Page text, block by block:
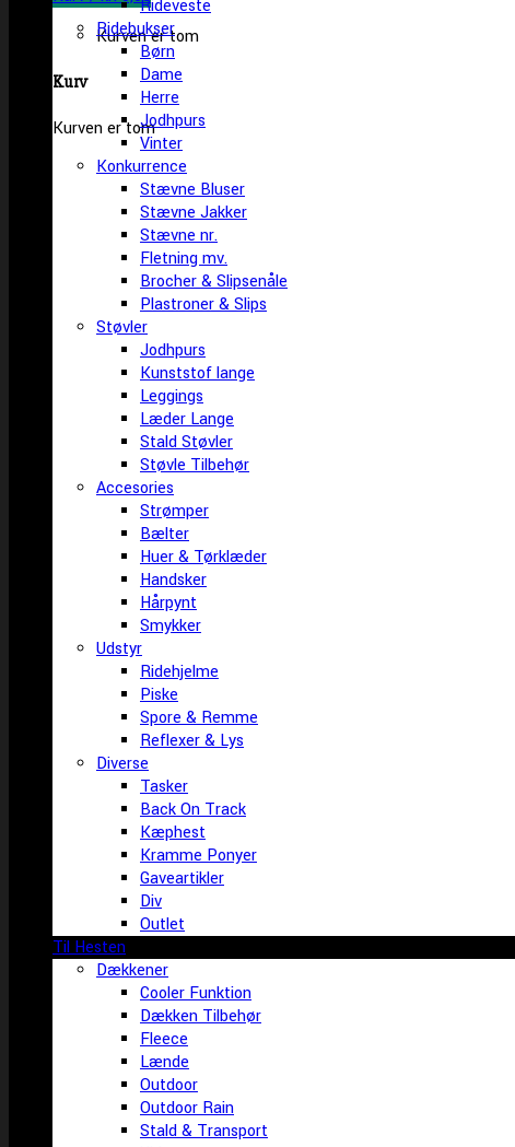
Kurven er tom
Kurv
Kurven er tom
Rideveste
Ridebukser
Børn
Dame
Herre
Jodhpurs
Vinter
Konkurrence
Stævne Bluser
Stævne Jakker
Stævne nr.
Fletning mv.
Brocher & Slipsenåle
Plastroner & Slips
Støvler
Jodhpurs
Kunststof lange
Leggings
Læder Lange
Stald Støvler
Støvle Tilbehør
Accesories
Strømper
Bælter
Huer & Tørklæder
Handsker
Hårpynt
Smykker
Udstyr
Ridehjelme
Piske
Spore & Remme
Reflexer & Lys
Diverse
Tasker
Back On Track
Kæphest
Kramme Ponyer
Gaveartikler
Div
Outlet
Til Hesten
Dækkener
Cooler Funktion
Dækken Tilbehør
Fleece
Lænde
Outdoor
Outdoor Rain
Stald & Transport